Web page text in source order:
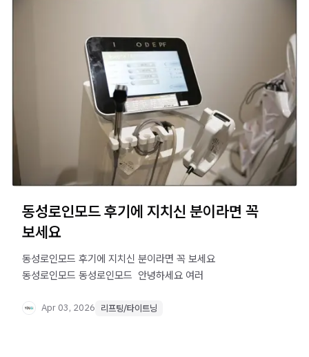
동성로인모드 후기에 지치신 분이라면 꼭
보세요
동성로인모드 후기에 지치신 분이라면 꼭 보세요
동성로인모드 동성로인모드 ​ 안녕하세요 여러
Apr 03, 2026 리프팅/타이트닝